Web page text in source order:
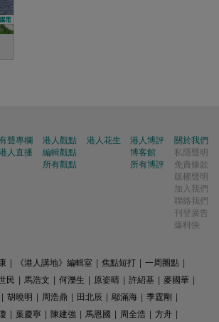
聲專欄
人直播
港人觀點
編輯觀點
所有觀點
港人花生
港人博評
博客館
所有博評
關於我們
私隱聲明
免責條款
版權聲明
加入我們
聯絡我們
刊登廣告
爆料快
《港人講地》編輯室 焦點短打 一周圈點
民 馬浩文 何濼生 原姿晴 許紹基 麥國華
胡曉明 周浩鼎 田北辰 鄔滿海 季霆剛
葉慶寧 陳建強 馬恩國 周全浩 方舟